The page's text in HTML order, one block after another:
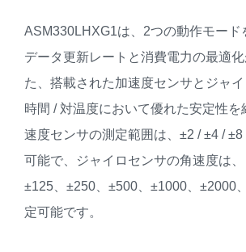
ASM330LHXG1は、2つの動作モード
データ更新レートと消費電力の最適
た、搭載された加速度センサとジャ
時間 / 対温度において優れた安定性を
速度センサの測定範囲は、±2 / ±4 /
可能で、ジャイロセンサの角速度は、
±125、±250、±500、±1000、±2000
定可能です。